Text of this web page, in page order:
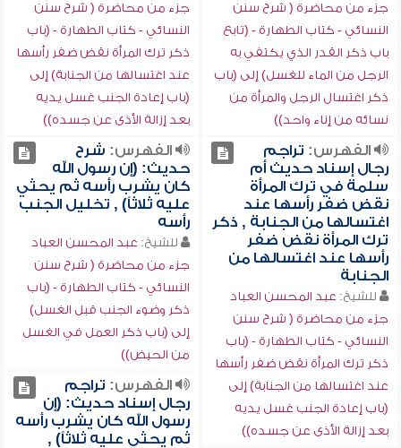
جزء من محاضرة ( شرح سنن
النسائي - كتاب الطهارة - (تابع
باب ذكر القدر الذي يكتفي به
الرجل من الماء للغسل) إلى (باب
ذكر اغتسال الرجل والمرأة من
نسائه من إناء واحد))
جزء من محاضرة ( شرح سنن
النسائي - كتاب الطهارة - (باب
ذكر ترك المرأة نقض ضفر رأسها
عند اغتسالها من الجنابة) إلى
(باب إعادة الجنب غسل يديه
بعد إزالة الأذى عن جسده))
الفهرس: تراجم
رجال إسناد حديث أم
سلمة في ترك المرأة
نقض ضفر رأسها عند
اغتسالها من الجنابة , ذكر
ترك المرأة نقض ضفر
رأسها عند اغتسالها من
الجنابة
للشيخ: عبد المحسن العباد
جزء من محاضرة ( شرح سنن
النسائي - كتاب الطهارة - (باب
ذكر ترك المرأة نقض ضفر رأسها
عند اغتسالها من الجنابة) إلى
(باب إعادة الجنب غسل يديه
بعد إزالة الأذى عن جسده))
الفهرس: شرح
حديث: (إن رسول الله
كان يشرب رأسه ثم يحثي
عليه ثلاثاً) , تخليل الجنب
رأسه
للشيخ: عبد المحسن العباد
جزء من محاضرة ( شرح سنن
النسائي - كتاب الطهارة - (باب
ذكر وضوء الجنب قبل الغسل)
إلى (باب ذكر العمل في الغسل
من الحيض))
الفهرس: تراجم
رجال إسناد حديث: (إن
رسول الله كان يشرب رأسه
ثم يحثي عليه ثلاثاً) ,